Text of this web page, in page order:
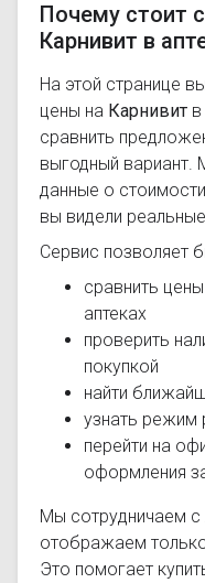
Почему стоит
Карнивит в
На этой странице
цены на Карнивит
сравнить
выгодный
данные о
вы видели
Сервис позволяет
сравнить
аптеках
проверить
покупкой
найти
узнать режим
перейти на
оформления
Мы сотрудничаем с
отображаем
Это помогает